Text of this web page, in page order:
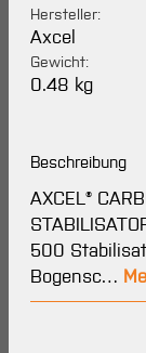
Hersteller:
Axcel
Gewicht:
0.48 kg
Beschreibung
AXCEL®
500
Bogensc…